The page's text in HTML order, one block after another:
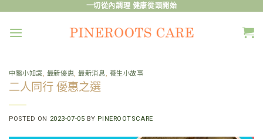
content
一切從內調理 健康從頭開始
中醫小知識, 最新優惠,最新消息, 養生小故事
二人同行 優惠之選
POSTED ON 2023-07-05 BY PINEROOTSCARE